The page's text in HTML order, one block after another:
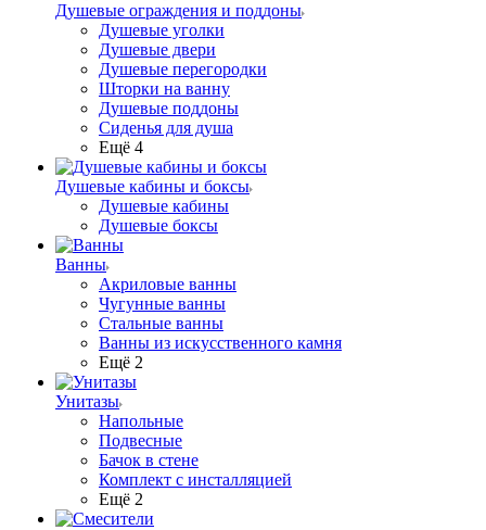
Душевые ограждения и поддоны
Душевые уголки
Душевые двери
Душевые перегородки
Шторки на ванну
Душевые поддоны
Сиденья для душа
Ещё 4
Душевые кабины и боксы
Душевые кабины
Душевые боксы
Ванны
Акриловые ванны
Чугунные ванны
Стальные ванны
Ванны из искусственного камня
Ещё 2
Унитазы
Напольные
Подвесные
Бачок в стене
Комплект с инсталляцией
Ещё 2